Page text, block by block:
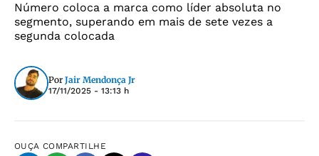
Número coloca a marca como líder absoluta no
segmento, superando em mais de sete vezes a
segunda colocada
Por Jair Mendonça Jr
17/11/2025 - 13:13 h
OUÇA COMPARTILHE